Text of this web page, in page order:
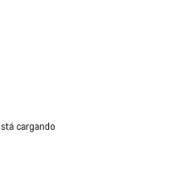
cargando